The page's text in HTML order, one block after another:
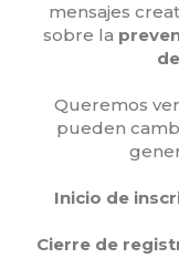
mensajes
sobre la
Queremos
pueden
Inicio de
Cierre de